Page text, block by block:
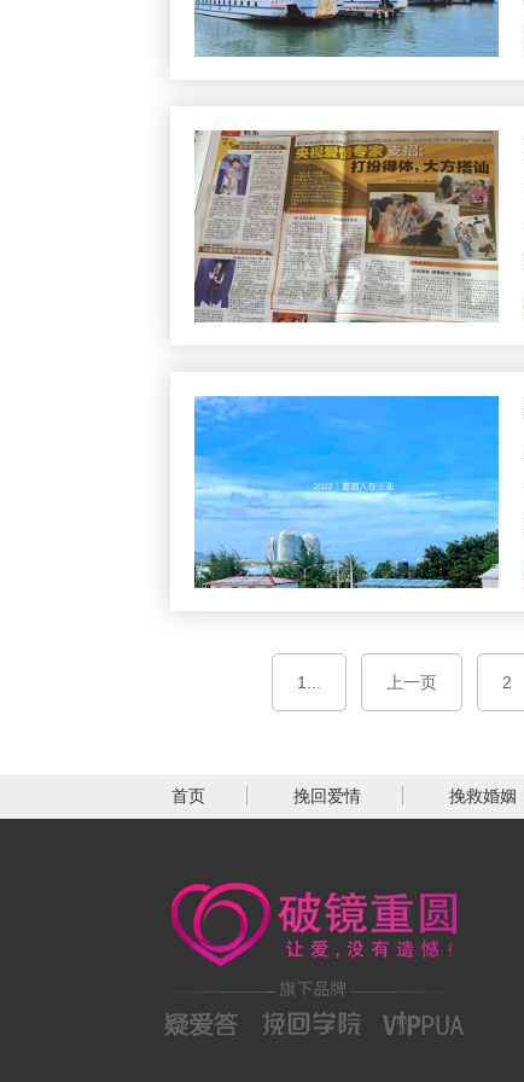
1... 上一页 2
首页 挽回爱情 挽救婚姻